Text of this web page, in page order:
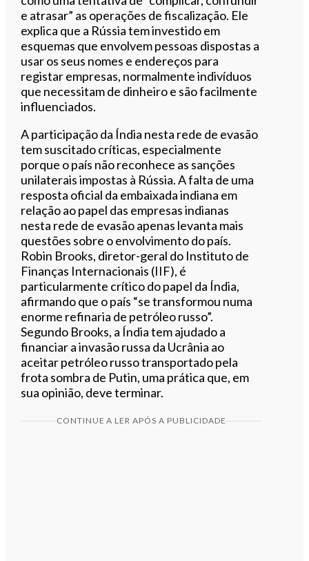
e atrasar” as operações de fiscalização. Ele
explica que a Rússia tem investido em
esquemas que envolvem pessoas dispostas a
usar os seus nomes e endereços para
registar empresas, normalmente indivíduos
que necessitam de dinheiro e são facilmente
influenciados.
A participação da Índia nesta rede de evasão
tem suscitado críticas, especialmente
porque o país não reconhece as sanções
unilaterais impostas à Rússia. A falta de uma
resposta oficial da embaixada indiana em
relação ao papel das empresas indianas
nesta rede de evasão apenas levanta mais
questões sobre o envolvimento do país.
Robin Brooks, diretor-geral do Instituto de
Finanças Internacionais (IIF), é
particularmente crítico do papel da Índia,
afirmando que o país “se transformou numa
enorme refinaria de petróleo russo”.
Segundo Brooks, a Índia tem ajudado a
financiar a invasão russa da Ucrânia ao
aceitar petróleo russo transportado pela
frota sombra de Putin, uma prática que, em
sua opinião, deve terminar.
CONTINUE A LER APÓS A PUBLICIDADE